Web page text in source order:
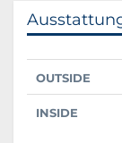
OUTSIDE
INSIDE